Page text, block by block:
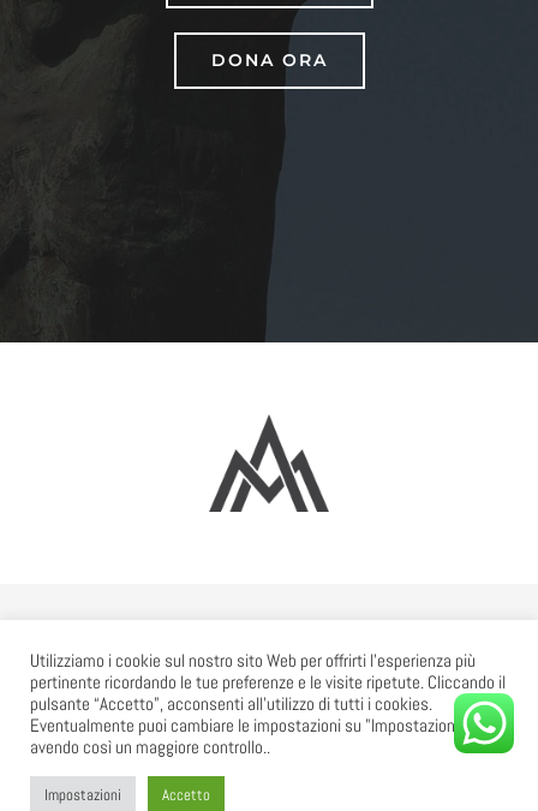
DONA ORA
| All Rights Reserved | Siti così belli e professionali possono uscire solo da
Juri Web Design
Utilizziamo i cookie sul nostro sito Web per offrirti l'esperienza più
pertinente ricordando le tue preferenze e le visite ripetute. Cliccando il
pulsante “Accetto”, acconsenti all'utilizzo di tutti i cookies.
Eventualmente puoi cambiare le impostazioni su "Impostazioni"
avendo così un maggiore controllo..
Impostazioni Accetto